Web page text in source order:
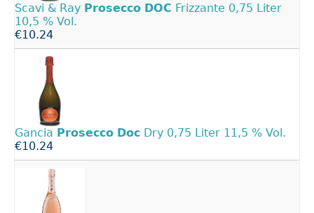
Scavi & Ray Prosecco DOC Frizzante 0,75 Liter
10,5 % Vol.
€10.24
Gancia Prosecco Doc Dry 0,75 Liter 11,5 % Vol.
€10.24